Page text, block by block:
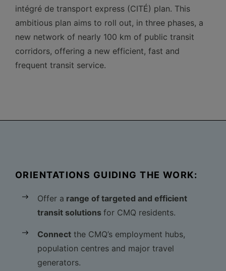
intégré de transport express (CITÉ) plan. This
ambitious plan aims to roll out, in three phases, a
new network of nearly 100 km of public transit
corridors, offering a new efficient, fast and
frequent transit service.
ORIENTATIONS GUIDING THE WORK:
Offer a range of targeted and efficient
transit solutions for CMQ residents.
Connect the CMQ’s employment hubs,
population centres and major travel
generators.